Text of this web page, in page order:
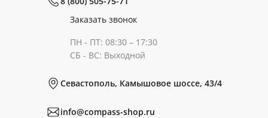
Заказать звонок
ПН - ПТ: 08:30 – 17:30
СБ - ВС: Выходной
Севастополь, Камышовое шоссе, 43/4
info@compass-shop.ru